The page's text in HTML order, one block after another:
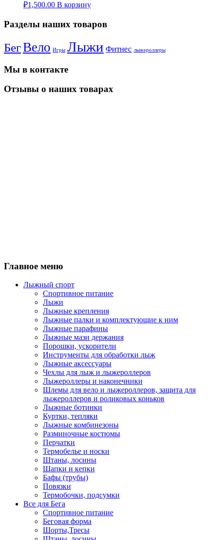
₽1,500.00 В корзину
Разделы наших товаров
БегВело Игры Лыжи Фитнес лыжероллеры
Мы в контакте
Отзывы о наших товарах
Главное меню
Лыжный спорт
Спортивное питание
Лыжи
Лыжные крепления
Лыжные палки и комплектующие к ним
Лыжные парафины
Лыжные мази держания
Порошки, ускорители
Инструменты для обработки лыж
Лыжные аксессуары
Чехлы для лыж и лыжероллеров
Лыжероллеры и наконечники
Шлемы для вело и лыжероллеров, защита для
лыжероллеров и роликовых коньков
Лыжные ботинки
Куртки, тепляки
Лыжные комбинезоны
Разминочные костюмы
Перчатки
Термобелье и носки
Штаны, лосины
Шапки и кепки
Бафы (трубы)
Повязки
Термобочки, подсумки
Все для Бега
Спортивное питание
Беговая форма
Шорты,Тресы